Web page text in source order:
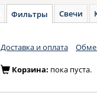
Фильтры Свечи
Доставка и оплата
Корзина: пока пуста.